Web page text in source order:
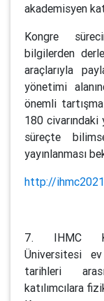
akademisyen
Kongre
bilgilerden
araçlarıyla
yönetimi
önemli
180 civarındaki
süreçte
yayınlanması
http://
7. IHMC
Üniversitesi
tarihleri
katılımcılara